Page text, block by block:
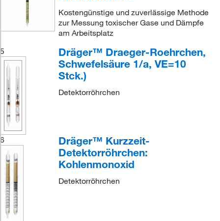
Kostengünstige und zuverlässige Methode
zur Messung toxischer Gase und Dämpfe
am Arbeitsplatz
5
Dräger™ Draeger-Roehrchen,
Schwefelsäure 1/a, VE=10
Stck.)
Detektorröhrchen
6
Dräger™ Kurzzeit-
Detektorröhrchen:
Kohlenmonoxid
Detektorröhrchen